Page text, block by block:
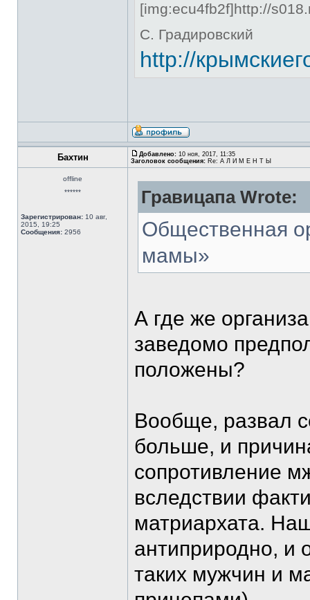
[img:ecu4fb2f]http://
С. Градировский
http://
Бахтин Добавлено: 10 ноя, 2017, 11:35
Заголовок сообщения: Re: А Л И М Е Н Т Ы
offline
******
Зарегистрирован: 10 авг,
2015, 19:25
Сообщения: 2956
Гравицапа Wrote:
Общественная
мамы»
А где же
заведомо
положены?
Вообще, развал
больше, и
сопротивление
вследствии
матриархата.
антиприродно, и
таких мужчин и